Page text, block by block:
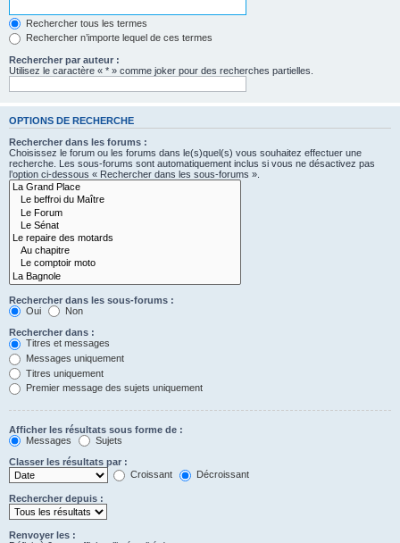
Rechercher tous les termes
Rechercher n’importe lequel de ces termes
Rechercher par auteur :
Utilisez le caractère « * » comme joker pour des recherches partielles.
OPTIONS DE RECHERCHE
Rechercher dans les forums :
Choisissez le forum ou les forums dans le(s)quel(s) vous souhaitez effectuer une
recherche. Les sous-forums sont automatiquement inclus si vous ne désactivez pas
l’option ci-dessous « Rechercher dans les sous-forums ».
Rechercher dans les sous-forums :
Oui
Non
Rechercher dans :
Titres et messages
Messages uniquement
Titres uniquement
Premier message des sujets uniquement
Afficher les résultats sous forme de :
Messages
Sujets
Classer les résultats par :
Croissant
Décroissant
Rechercher depuis :
Renvoyer les :